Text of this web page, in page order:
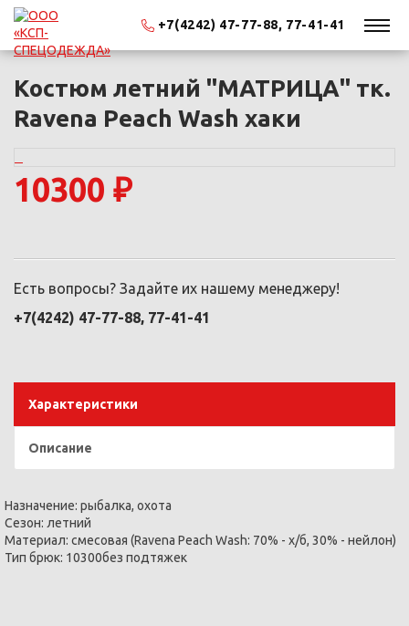
+7(4242) 47-77-88, 77-41-41
Костюм летний "МАТРИЦА" тк.
Ravena Peach Wash хаки
10300 ₽
Есть вопросы? Задайте их нашему менеджеру!
+7(4242) 47-77-88, 77-41-41
Характеристики
Описание
Назначение: рыбалка, охота
Сезон: летний
Материал: смесовая (Ravena Peach Wash: 70% - х/б, 30% - нейлон)
Тип брюк: 10300без подтяжек